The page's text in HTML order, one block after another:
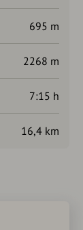
695 m
2268 m
7:15 h
16,4 km